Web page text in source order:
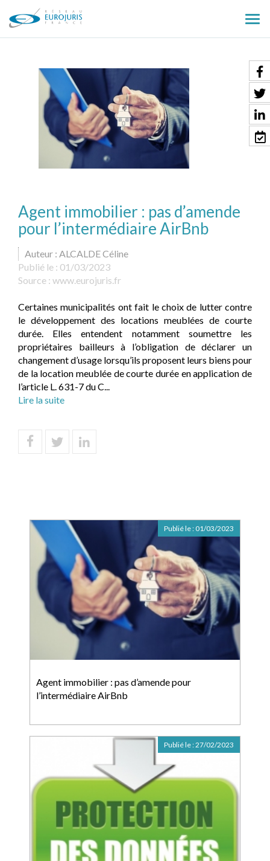
le
Agent immobilier : pas d’amende
pour l’intermédiaire AirBnb
Auteur : ALCALDE Céline
Publié le : 01/03/2023
Source : www.eurojuris.fr
Certaines municipalités ont fait le choix de lutter contre
le développement des locations meublées de courte
durée. Elles entendent notamment soumettre les
propriétaires bailleurs à l’obligation de déclarer un
changement d’usage lorsqu’ils proposent leurs biens pour
de la location meublée de courte durée en application de
l’article L. 631-7 du C...
Lire la suite
Agent immobilier : pas d’amende pour
l’intermédiaire AirBnb
Publié le : 01/03/2023
Publié le :27/02/2023